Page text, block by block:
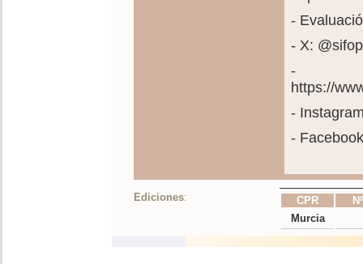
-
- X:
-
https://
-
-
Ediciones: CPR
Murcia